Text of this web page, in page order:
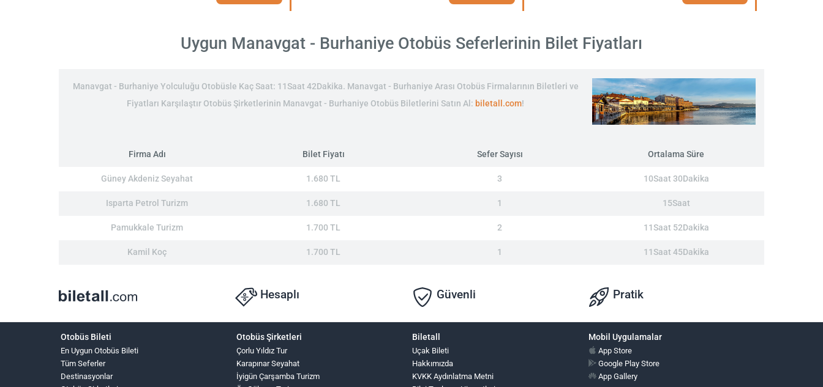
Uygun Manavgat - Burhaniye Otobüs Seferlerinin Bilet Fiyatları
Manavgat - Burhaniye Yolculuğu Otobüsle Kaç Saat: 11Saat 42Dakika. Manavgat - Burhaniye Arası Otobüs Firmalarının Biletleri ve
Fiyatları Karşılaştır Otobüs Şirketlerinin Manavgat - Burhaniye Otobüs Biletlerini Satın Al: biletall.com!
Firma Adı Bilet Fiyatı Sefer Sayısı Ortalama Süre
Güney Akdeniz Seyahat 1.680 TL 3 10Saat 30Dakika
Isparta Petrol Turizm 1.680 TL 1 15Saat
Pamukkale Turizm 1.700 TL 2 11Saat 52Dakika
Kamil Koç 1.700 TL 1 11Saat 45Dakika
Hesaplı Güvenli Pratik
Otobüs Bileti
En Uygun Otobüs Bileti
Tüm Seferler
Destinasyonlar
Otobüs Şirketleri
Çorlu Yıldız Tur
Karapınar Seyahat
İyigün Çarşamba Turizm
Biletall
Uçak Bileti
Hakkımızda
KVKK Aydınlatma Metni
Mobil Uygulamalar
App Store
Google Play Store
App Gallery